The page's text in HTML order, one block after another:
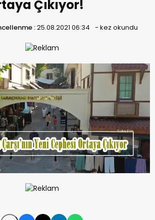
Çıkıyor!
:25.08.2021 06:34 - kez okundu